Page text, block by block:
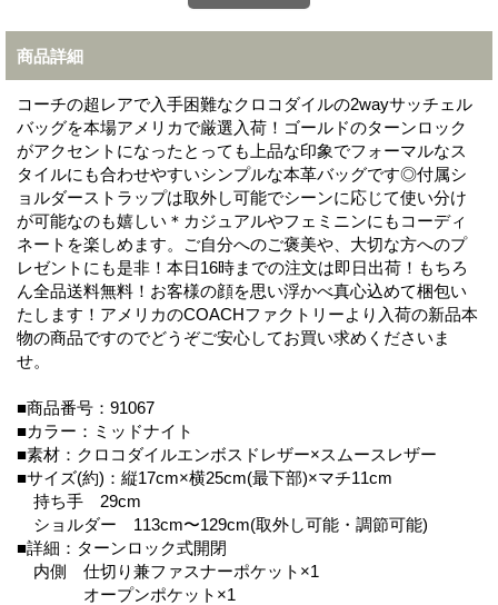
商品詳細
コーチの超レアで入手困難なクロコダイルの2wayサッチェル
バッグを本場アメリカで厳選入荷！ゴールドのターンロック
がアクセントになったとっても上品な印象でフォーマルなス
タイルにも合わせやすいシンプルな本革バッグです◎付属シ
ョルダーストラップは取外し可能でシーンに応じて使い分け
が可能なのも嬉しい＊カジュアルやフェミニンにもコーディ
ネートを楽しめます。ご自分へのご褒美や、大切な方へのプ
レゼントにも是非！本日16時までの注文は即日出荷！もちろ
ん全品送料無料！お客様の顔を思い浮かべ真心込めて梱包い
たします！アメリカのCOACHファクトリーより入荷の新品本
物の商品ですのでどうぞご安心してお買い求めくださいま
せ。
■商品番号：91067
■カラー：ミッドナイト
■素材：クロコダイルエンボスドレザー×スムースレザー
■サイズ(約)：縦17cm×横25cm(最下部)×マチ11cm
持ち手 29cm
ショルダー 113cm〜129cm(取外し可能・調節可能)
■詳細：ターンロック式開閉
内側 仕切り兼ファスナーポケット×1
オープンポケット×1